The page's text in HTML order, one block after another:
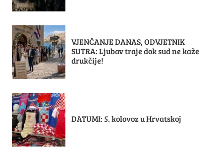
VJENČANJE DANAS, ODVJETNIK
SUTRA: Ljubav traje dok sud ne kaže
drukčije!
DATUMI: 5. kolovoz u Hrvatskoj